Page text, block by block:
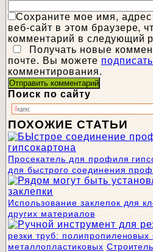
Сохраните мое имя, адрес
веб-сайт в этом браузере,
комментарий в следующий
Получать новые
почте. Вы можете
комментирования.
Поиск по сайту
ПОХОЖИЕ СТАТЬИ
Просекатель для профиля
для быстрого соединения
Использование заклепок для
других материалов
резки труб:
металлопластиковых